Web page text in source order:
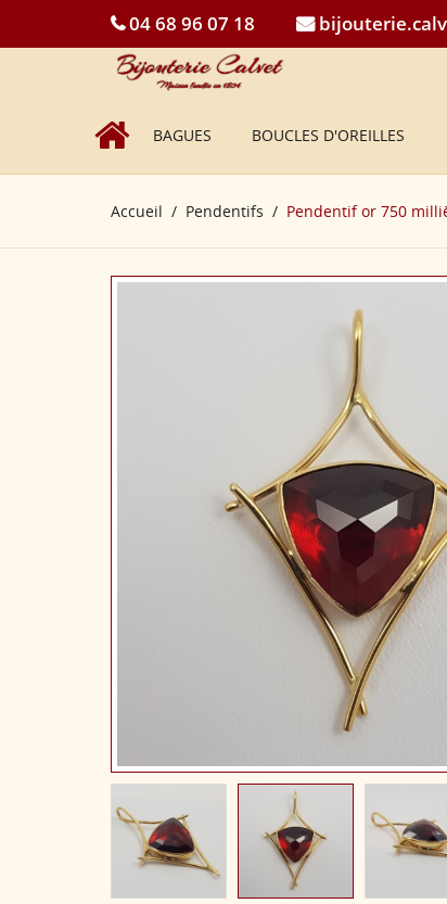
04 68 96 07 18
BAGUES BOUCLES D'OREILLES
Accueil Pendentifs Pendentif or 750